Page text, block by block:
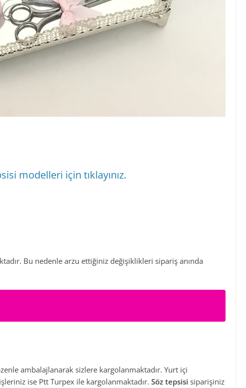
modelleri için tıklayınız.
Bu nedenle arzu ettiğiniz değişiklikleri sipariş anında
ambalajlanarak sizlere kargolanmaktadır. Yurt içi
ise Ptt Turpex ile kargolanmaktadır. Söz tepsisi siparişiniz